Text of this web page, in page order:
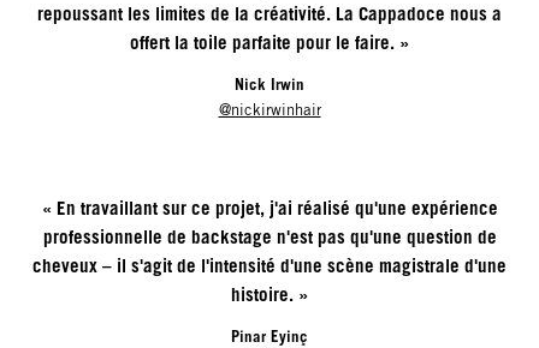
repoussant les limites de la créativité. La Cappadoce nous a
offert la toile parfaite pour le faire. »
Nick Irwin
@nickirwinhair
« En travaillant sur ce projet, j'ai réalisé qu'une expérience
professionnelle de backstage n'est pas qu'une question de
cheveux – il s'agit de l'intensité d'une scène magistrale d'une
histoire. »
Pinar Eyinç